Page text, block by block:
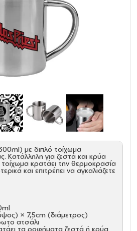
με διπλό τοίχωμα
Κατάλληλη για ζεστά και κρύα
κρατάει την θερμοκρασία
και επιτρέπει να αγκαλιάζετε
× 7,5cm (διάμετρος)
ατσάλι
τα ροφήματα ζεστά ή κρύα